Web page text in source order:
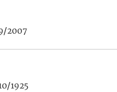
2007
1925